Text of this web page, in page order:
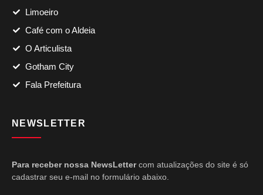
Limoeiro
Café com o Aldeia
O Articulista
Gotham City
Fala Prefeitura
NEWSLETTER
Para receber nossa NewsLettercom atualizações do site é só
cadastrar seu e-mail no formulário abaixo.